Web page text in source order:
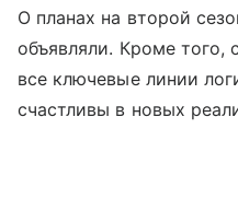
О планах на второй
объявляли. Кроме того,
все ключевые линии
счастливы в новых